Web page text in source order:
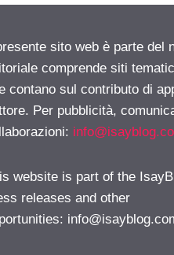
sito web è parte del
comprende siti
contano sul contributo di
Per pubblicità,
website is part of the
releases and other